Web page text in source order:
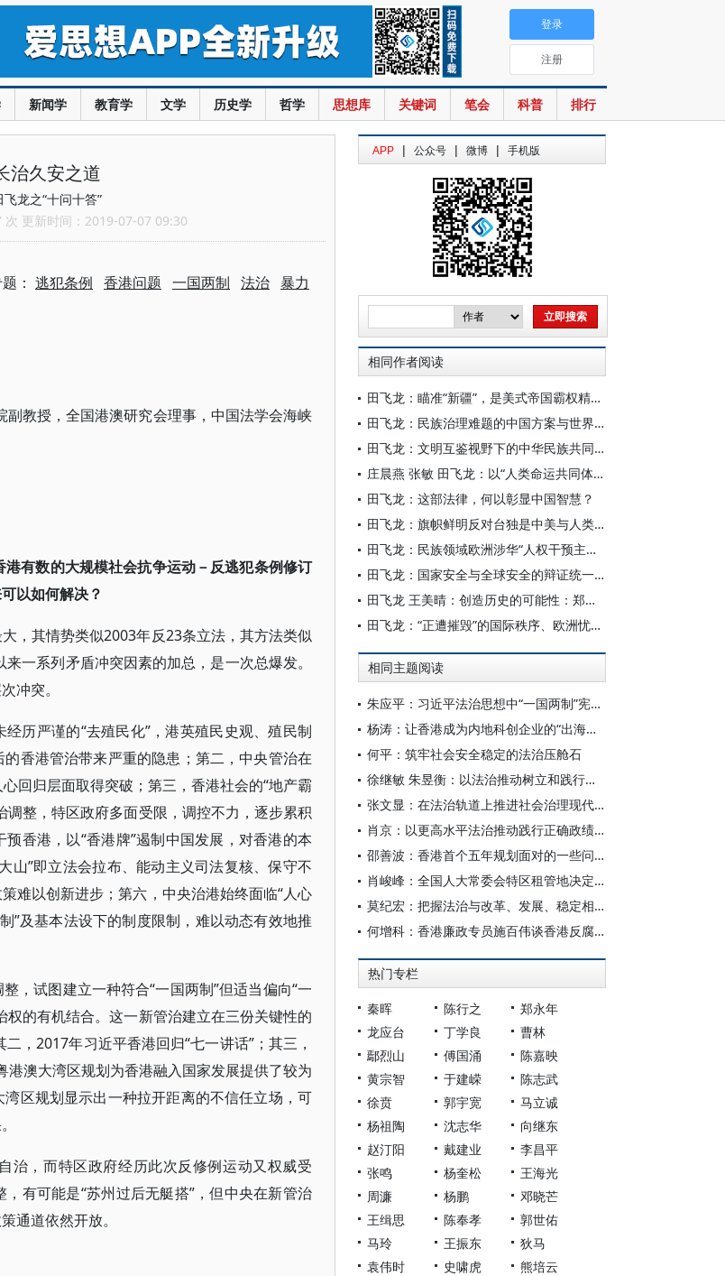
新闻学 教育学 文学 历史学 哲学 思想库 关键词 笔会 科普 排行
登录
注册
治久安之道
龙之“十问十答”
更新时间：2019-07-07 09:30
： 逃犯条例 香港问题 一国两制 法治 暴力
教授，全国港澳研究会理事，中国法学会海峡
有数的大规模社会抗争运动－反逃犯条例修订
以如何解决？
，其情势类似2003年反23条立法，其方法类似
一系列矛盾冲突因素的加总，是一次总爆发。
冲突。
历严谨的“去殖民化”，港英殖民史观、殖民制
香港管治带来严重的隐患；第二，中央管治在
回归层面取得突破；第三，香港社会的“地产霸
整，特区政府多面受限，调控不力，逐步累积
香港，以“香港牌”遏制中国发展，对香港的本
山”即立法会拉布、能动主义司法复核、保守不
难以创新进步；第六，中央治港始终面临“人心
”及基本法设下的制度限制，难以动态有效地推
，试图建立一种符合“一国两制”但适当偏向“一
的有机结合。这一新管治建立在三份关键性的
，2017年习近平香港回归“七一讲话”；其三，
澳大湾区规划为香港融入国家发展提供了较为
区规划显示出一种拉开距离的不信任立场，可
果。
治，而特区政府经历此次反修例运动又权威受
有可能是“苏州过后无艇搭”，但中央在新管治
策通道依然开放。
APP | 公众号 | 微博 | 手机版
相同作者阅读
田飞龙：瞄准“新疆”，是美式帝国霸权精心酝酿的专项行动
田飞龙：民族治理难题的中国方案与世界意义
田飞龙：文明互鉴视野下的中华民族共同体人权观及其世界意义
庄晨燕 张敏 田飞龙：以“人类命运共同体”为主线构建世界民族研究自主知识体系
田飞龙：这部法律，何以彰显中国智慧？
田飞龙：旗帜鲜明反对台独是中美与人类共同利益所系
田飞龙：民族领域欧洲涉华“人权干预主义”不可取、不可行
田飞龙：国家安全与全球安全的辩证统一及其中国特色
田飞龙 王美晴：创造历史的可能性：郑丽文访陆的国家统一进步意义
田飞龙：“正遭摧毁”的国际秩序、欧洲忧思与中国角色
相同主题阅读
朱应平：习近平法治思想中“一国两制”宪制理论探析——以香港澳门特区依法治理为例
杨涛：让香港成为内地科创企业的“出海门户”
何平：筑牢社会安全稳定的法治压舱石
徐继敏 朱昱衡：以法治推动树立和践行正确政绩观
张文显：在法治轨道上推进社会治理现代化——《法律与社会治理》 卷首语 （代）
肖京：以更高水平法治推动践行正确政绩观
邵善波：香港首个五年规划面对的一些问题
肖峻峰：全国人大常委会特区租管地决定的宪法基础
莫纪宏：把握法治与改革、发展、稳定相协同的内在逻辑
何增科：香港廉政专员施百伟谈香港反腐败的成功经验
热门专栏
秦晖 陈行之
郑永年
龙应台
丁学良
曹林
鄢烈山
傅国涌
陈嘉映
黄宗智
于建嵘
陈志武
徐贲
郭宇宽
马立诚
杨祖陶
沈志华
向继东
赵汀阳
戴建业
李昌平
张鸣
杨奎松
王海光
周濂
杨鹏
邓晓芒
王缉思
陈奉孝
郭世佑
马玲
王振东
狄马
袁伟时
史啸虎
熊培云